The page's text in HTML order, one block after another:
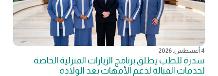
4 أغسطس, 2026
سدرة للطب يطلق برنامج الزيارات المنزلية الخاصة
لخدمات القبالة لدعم الأمهات بعد الولادة